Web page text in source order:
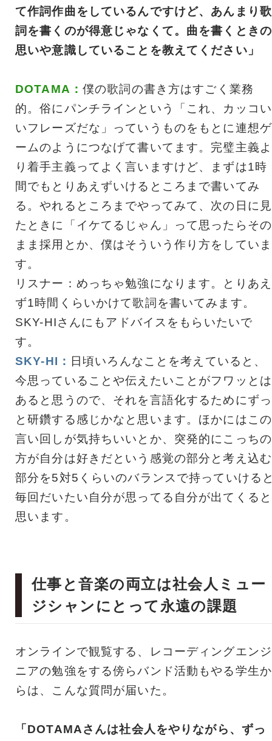
て作詞作曲をしているんですけど、あんまり歌
詞を書くのが得意じゃなくて。曲を書くときの
思いや意識していることを教えてください」
DOTAMA： 僕の歌詞の書き方はすごく業務
的。俗にパンチラインという「これ、カッコい
いフレーズだな」っていうものをもとに連想ゲ
ームのようにつなげて書いてます。完璧主義よ
り着手主義ってよく言いますけど、まずは1時
間でもとりあえずいけるところまで書いてみ
る。やれるところまでやってみて、次の日に見
たときに「イケてるじゃん」って思ったらその
まま採用とか、僕はそういう作り方をしていま
す。
リスナー：めっちゃ勉強になります。とりあえ
ず1時間くらいかけて歌詞を書いてみます。
SKY-HIさんにもアドバイスをもらいたいで
す。
SKY-HI： 日頃いろんなことを考えていると、
今思っていることや伝えたいことがフワッとは
あると思うので、それを言語化するためにずっ
と研鑽する感じかなと思います。ほかにはこの
言い回しが気持ちいいとか、突発的にこっちの
方が自分は好きだという感覚の部分と考え込む
部分を5対5くらいのバランスで持っていける
毎回だいたい自分が思ってる自分が出てくると
思います。
仕事と音楽の両立は社会人ミュー
ジシャンにとって永遠の課題
オンラインで観覧する、レコーディングエンジ
ニアの勉強をする傍らバンド活動もやる学生か
らは、こんな質問が届いた。
「DOTAMAさんは社会人をやりながら、ずっ